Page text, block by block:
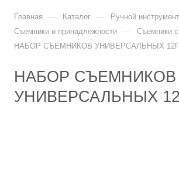
Главная — Каталог — Ручной инструмент
Съемники и принадлежности — Съемники
НАБОР СЪЕМНИКОВ УНИВЕРСАЛЬНЫХ
НАБОР СЪЕМНИКОВ
УНИВЕРСАЛЬНЫХ